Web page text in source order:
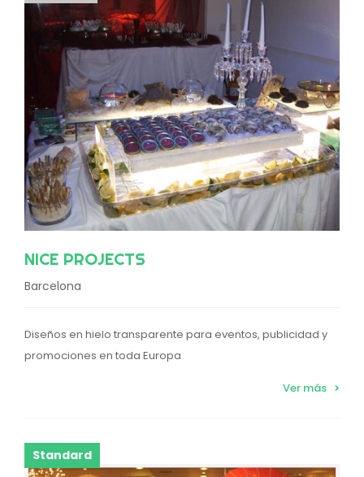
NICE PROJECTS
Barcelona
Diseños en hielo transparente para eventos, publicidad y
promociones en toda Europa
Ver más
Standard